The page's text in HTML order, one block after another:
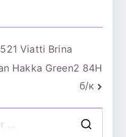
Viatti Brina
Hakka Green2 84Н
б/к